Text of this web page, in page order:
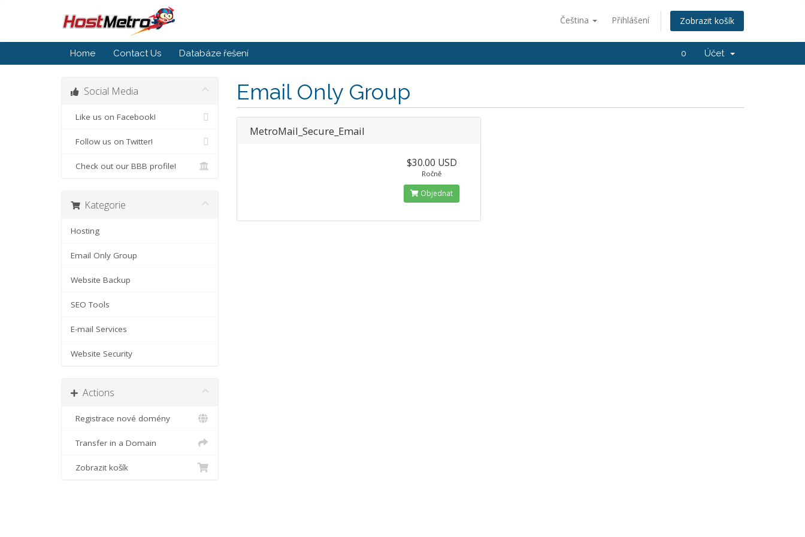
Čeština Přihlášení Zobrazit košík
Home Contact Us Databáze řešení 0 Účet
Social Media
Like us on Facebook!
Follow us on Twitter!
Check out our BBB profile!
Kategorie
Hosting
Email Only Group
Website Backup
SEO Tools
E-mail Services
Website Security
Actions
Registrace nové domény
Transfer in a Domain
Zobrazit košík
Email Only Group
MetroMail_Secure_Email
$30.00 USD
Ročně
Objednat